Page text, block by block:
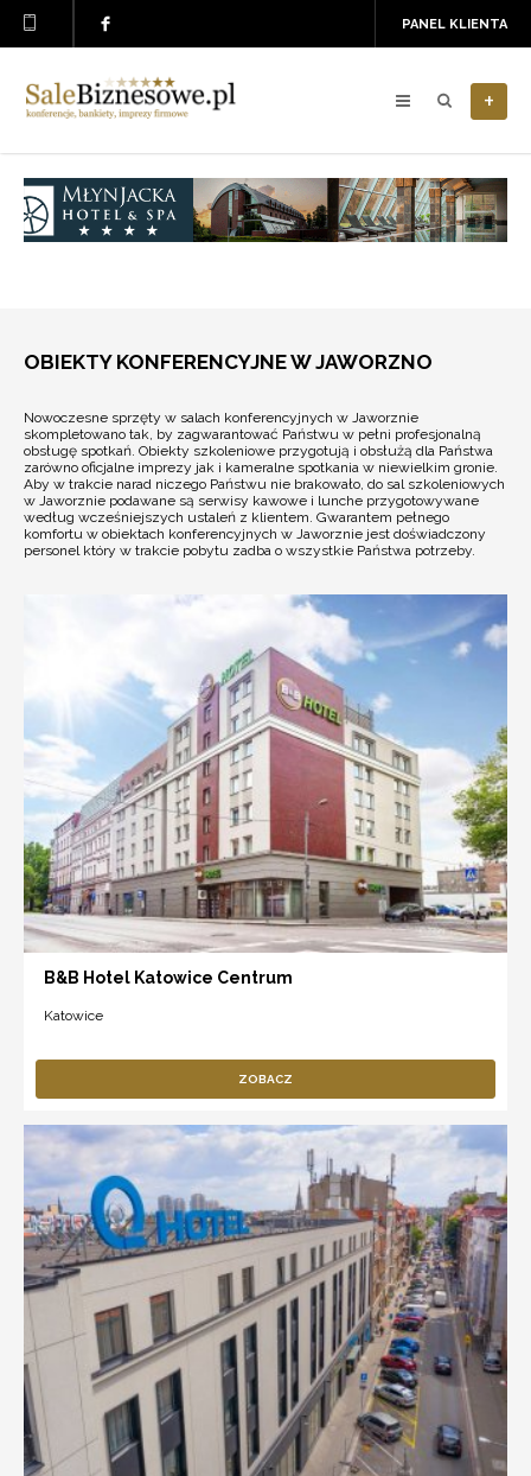
PANEL KLIENTA
+
OBIEKTY KONFERENCYJNE W JAWORZNO
Nowoczesne sprzęty w salach konferencyjnych w Jaworznie
skompletowano tak, by zagwarantować Państwu w pełni profesjonalną
obsługę spotkań. Obiekty szkoleniowe przygotują i obsłużą dla Państwa
zarówno oficjalne imprezy jak i kameralne spotkania w niewielkim gronie.
Aby w trakcie narad niczego Państwu nie brakowało, do sal szkoleniowych
w Jaworznie podawane są serwisy kawowe i lunche przygotowywane
według wcześniejszych ustaleń z klientem. Gwarantem pełnego
komfortu w obiektach konferencyjnych w Jaworznie jest doświadczony
personel który w trakcie pobytu zadba o wszystkie Państwa potrzeby.
B&B Hotel Katowice Centrum
Katowice
ZOBACZ